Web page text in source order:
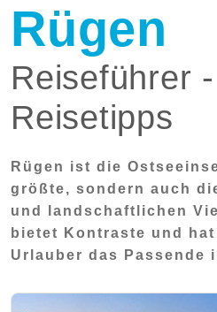
Rügen
Reiseführer -
Reisetipps
Rügen ist die
größte, sondern auch
und landschaftlichen
bietet Kontraste und
Urlauber das Passende